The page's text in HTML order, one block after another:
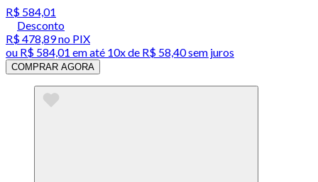
R$ 584,01
Desconto
R$ 478,89no PIX
ou R$ 584,01 em até 10x de R$ 58,40 sem juros
COMPRAR AGORA